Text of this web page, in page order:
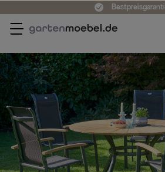
Bestpreisgarantie